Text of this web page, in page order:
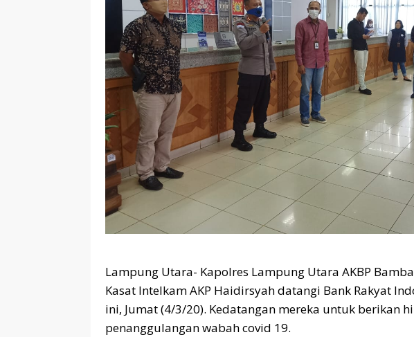
Lampung Utara- Kapolres Lampung Utara AKBP
Kasat Intelkam AKP Haidirsyah datangi Bank Rakyat
ini, Jumat (4/3/20). Kedatangan mereka untuk berikan
penanggulangan wabah covid 19.